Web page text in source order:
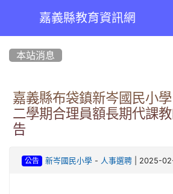
嘉義縣教育資訊網
本站消息
嘉義縣布袋鎮新岑國民小
二學期合理員額長期代課
告
公告 新岑國民小學- 人事選聘| 2025-02-